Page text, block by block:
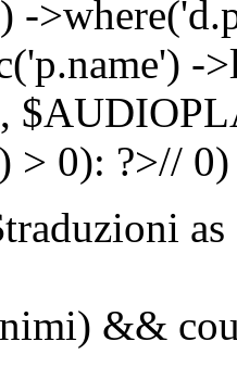
-
> 0): ?>//
&&